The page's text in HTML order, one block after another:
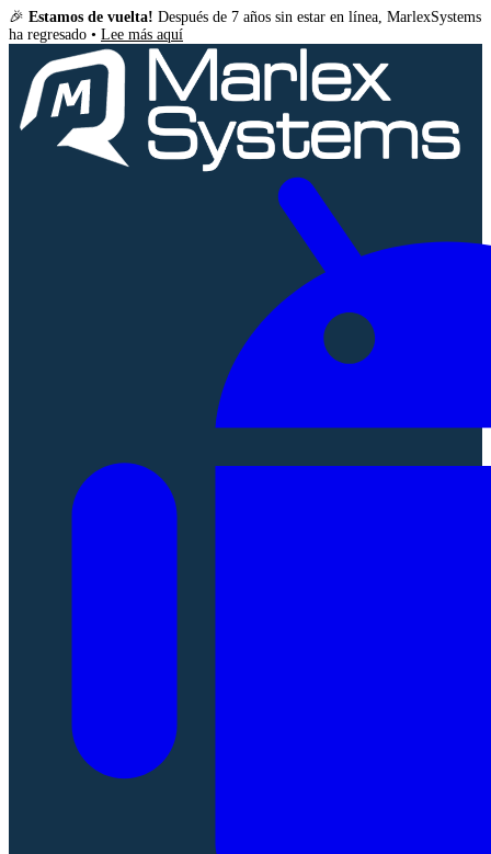
🎉 Estamos de vuelta! Después de 7 años sin estar en línea, MarlexSystems
ha regresado • Lee más aquí